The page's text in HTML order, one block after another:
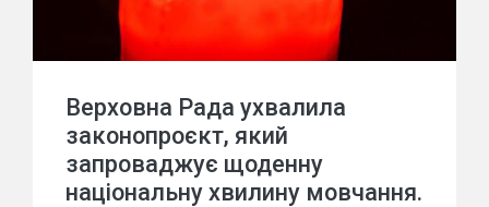
Верховна Рада ухвалила
законопроєкт, який
запроваджує щоденну
національну хвилину мовчання.